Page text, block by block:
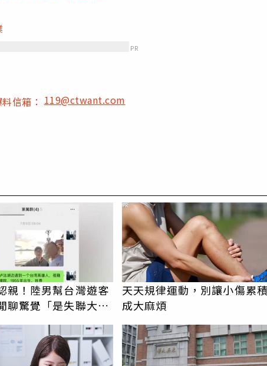
PR
料信箱：119@ctwant.com
親！陸男幫台灣遊客
驚覺「是失聯大
天天規律運動，別讓小傷累
成大麻煩
PR